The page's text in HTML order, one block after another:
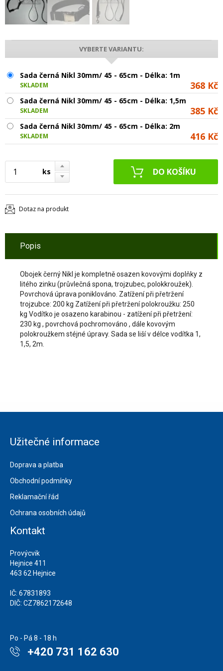
VYBERTE VARIANTU:
Sada černá Nikl 30mm/ 45 - 65cm - Délka: 1m
SKLADEM 368 Kč
Sada černá Nikl 30mm/ 45 - 65cm - Délka: 1,5m
SKLADEM 385 Kč
Sada černá Nikl 30mm/ 45 - 65cm - Délka: 2m
SKLADEM 416 Kč
ks
Dotaz na produkt
Popis
Obojek černý Nikl je kompletně osazen kovovými doplňky z
litého zinku (průvlečná spona, trojzubec, polokkroužek).
Povrchová úprava poniklováno. Zatížení při přetržení
trojzubce: 200 kg Zatížení při přetržení polokroužku: 250
kg Vodítko je osazeno karabinou - zatížení při přetržení:
230 kg , povrchová pochromováno , dále kovovým
polokroužkem stéjné úpravy. Sada se liší v délce vodítka 1,
1,5, 2m.
Užitečné informace
Doprava a platba
Obchodní podmínky
Reklamační řád
Ochrana osobních údajů
Kontakt
Provýcvik
Hejnice 411
463 62 Hejnice
IČ: 67831893
DIČ: CZ7862172648
Po - Pá 8 - 18 h
+420 731 162 630